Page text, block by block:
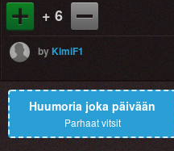
+ 6
byKimiF1
Huumoria joka päivään
Parhaat vitsit